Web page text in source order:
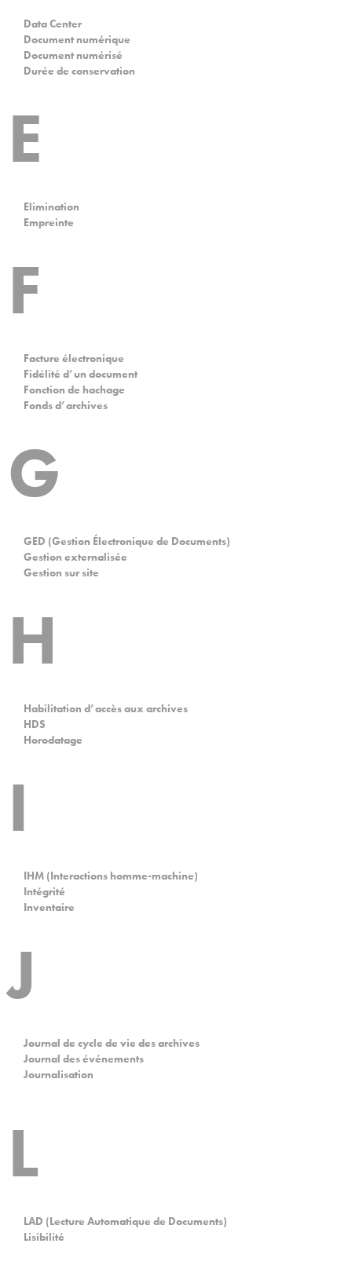
Data Center
Document numérique
Document numérisé
Durée de conservation
E
Elimination
Empreinte
F
Facture électronique
Fidélité d’un document
Fonction de hachage
Fonds d’archives
G
GED (Gestion Électronique de Documents)
Gestion externalisée
Gestion sur site
H
Habilitation d’accès aux archives
HDS
Horodatage
I
IHM (Interactions homme-machine)
Intégrité
Inventaire
J
Journal de cycle de vie des archives
Journal des événements
Journalisation
L
LAD (Lecture Automatique de Documents)
Lisibilité